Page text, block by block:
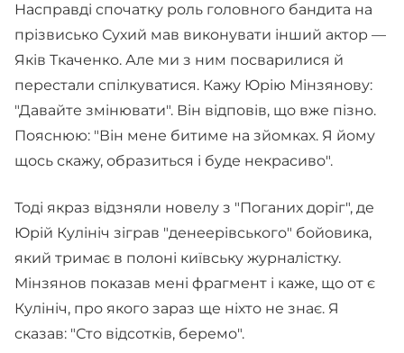
Насправді спочатку роль головного бандита на
прізвисько Сухий мав виконувати інший актор —
Яків Ткаченко. Але ми з ним посварилися й
перестали спілкуватися. Кажу Юрію Мінзянову:
"Давайте змінювати". Він відповів, що вже пізно.
Пояснюю: "Він мене битиме на зйомках. Я йому
щось скажу, образиться і буде некрасиво".
Тоді якраз відзняли новелу з "Поганих доріг", де
Юрій Кулініч зіграв "денеерівського" бойовика,
який тримає в полоні київську журналістку.
Мінзянов показав мені фрагмент і каже, що от є
Кулініч, про якого зараз ще ніхто не знає. Я
сказав: "Сто відсотків, беремо".